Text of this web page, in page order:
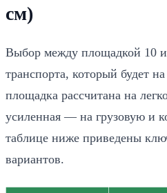
см)
Выбор между площадкой 10 и
транспорта, который будет
площадка рассчитана на
усиленная — на грузовую и
таблице ниже приведены
вариантов.